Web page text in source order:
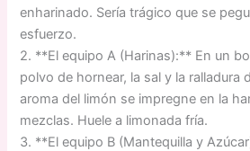
enharinado. Sería trágico que se
esfuerzo.
2. **El equipo A (Harinas):** En un
polvo de hornear, la sal y la ralladura
aroma del limón se impregne en la
mezclas. Huele a limonada fría.
3. **El equipo B (Mantequilla y